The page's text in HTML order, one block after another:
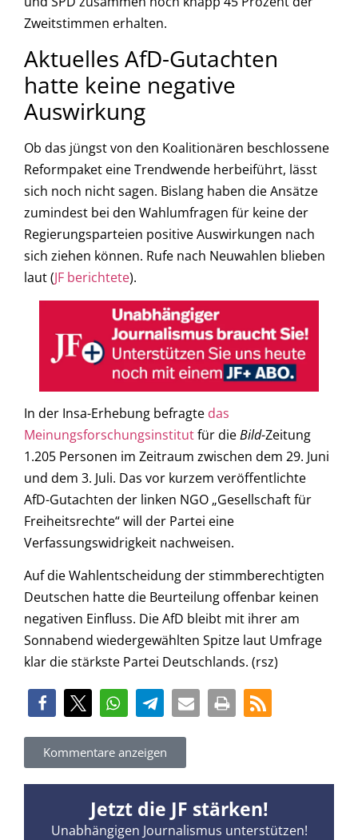
Zweitstimmen erhalten.
Aktuelles AfD-Gutachten
hatte keine negative
Auswirkung
Ob das jüngst von den Koalitionären beschlossene
Reformpaket eine Trendwende herbeiführt, lässt
sich noch nicht sagen. Bislang haben die Ansätze
zumindest bei den Wahlumfragen für keine der
Regierungsparteien positive Auswirkungen nach
sich ziehen können. Rufe nach Neuwahlen blieben
laut (JF berichtete).
In der Insa-Erhebung befragte das
Meinungsforschungsinstitutfür dieBild-Zeitung
1.205 Personen im Zeitraum zwischen dem 29. Juni
und dem 3. Juli. Das vor kurzem veröffentlichte
AfD-Gutachten der linken NGO „Gesellschaft für
Freiheitsrechte“ will der Partei eine
Verfassungswidrigkeit nachweisen.
Auf die Wahlentscheidung der stimmberechtigten
Deutschen hatte die Beurteilung offenbar keinen
negativen Einfluss. Die AfD bleibt mit ihrer am
Sonnabend wiedergewählten Spitze laut Umfrage
klar die stärkste Partei Deutschlands. (rsz)
Kommentare anzeigen
Jetzt die JF stärken!
Unabhängigen Journalismus unterstützen!